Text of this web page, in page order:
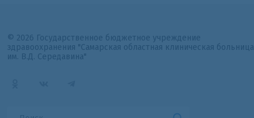
© 2026 Государственное бюджетное учреждение
здравоохранения "Самарская областная клиническая больница
им. В.Д. Середавина"